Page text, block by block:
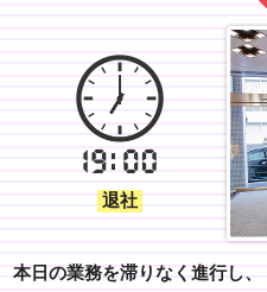
退社
本日の業務を滞りなく進行し、